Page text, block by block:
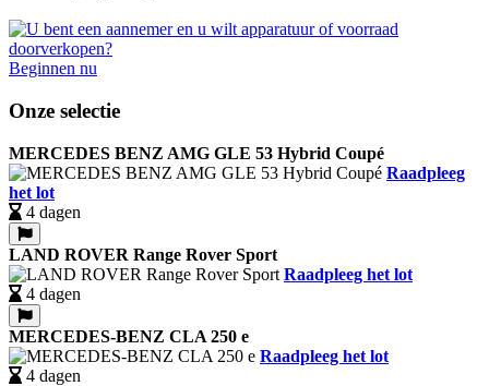
Beginnen nu
Onze selectie
MERCEDES BENZ AMG GLE 53 Hybrid Coupé
Raadpleeg
het lot
4 dagen
LAND ROVER Range Rover Sport
Raadpleeg het lot
4 dagen
MERCEDES-BENZ CLA 250 e
Raadpleeg het lot
4 dagen